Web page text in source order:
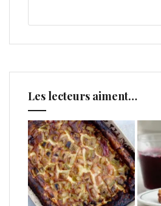
Les lecteurs aiment…